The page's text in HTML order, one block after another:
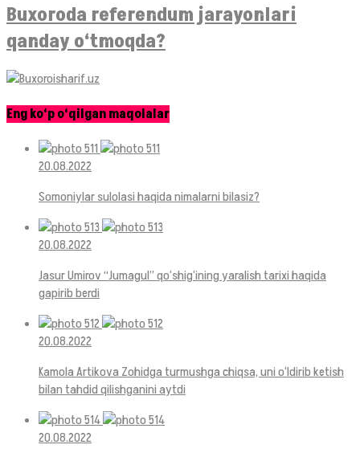
Buxoroda referendum jarayonlari
qanday o‘tmoqda?
Eng ko‘p o‘qilgan maqolalar
20.08.2022
Somoniylar sulolasi haqida nimalarni bilasiz?
20.08.2022
Jasur Umirov “Jumagul” qo‘shig‘ining yaralish tarixi haqida
gapirib berdi
20.08.2022
Kamola Artikova Zohidga turmushga chiqsa, uni o‘ldirib ketish
bilan tahdid qilishganini aytdi
20.08.2022